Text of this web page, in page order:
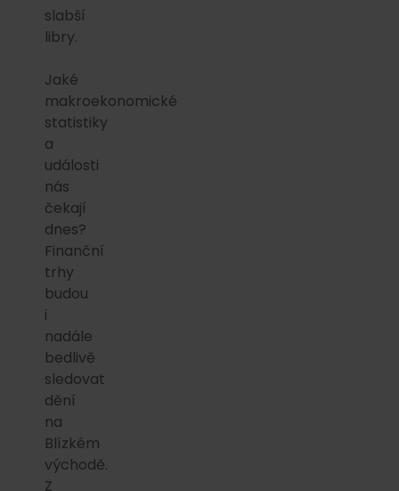
slabší
libry.
Jaké
makroekonomické
statistiky
a
události
nás
čekají
dnes?
Finanční
trhy
budou
i
nadále
bedlivě
sledovat
dění
na
Blízkém
východě.
Z